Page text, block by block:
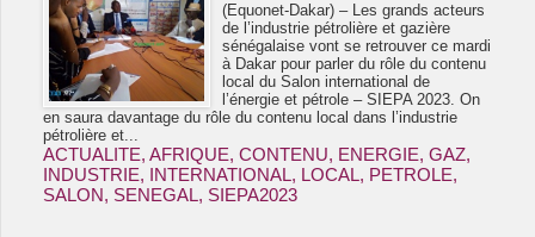
(Equonet-Dakar) – Les grands acteurs
de l’industrie pétrolière et gazière
sénégalaise vont se retrouver ce mardi
à Dakar pour parler du rôle du contenu
local du Salon international de
l’énergie et pétrole – SIEPA 2023. On
en saura davantage du rôle du contenu local dans l’industrie
pétrolière et...
ACTUALITE, AFRIQUE, CONTENU, ENERGIE, GAZ,
INDUSTRIE, INTERNATIONAL, LOCAL, PETROLE,
SALON, SENEGAL, SIEPA2023